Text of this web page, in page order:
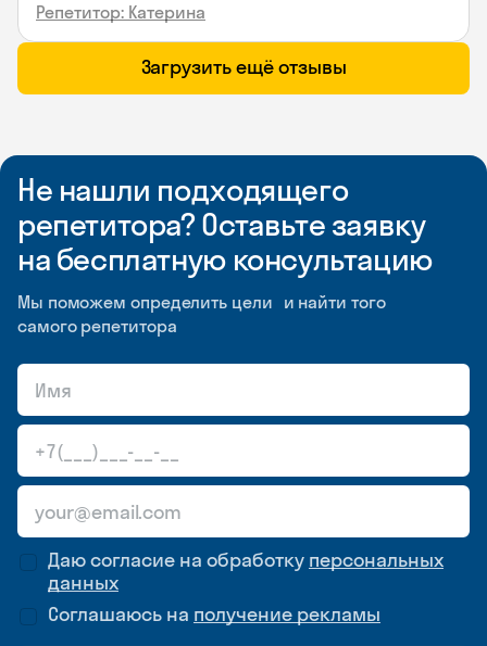
Репетитор: Катерина
Загрузить ещё отзывы
Не нашли подходящего
репетитора? Оставьте заявку
на бесплатную консультацию
Мы поможем определить цели и найти того
самого репетитора
Даю согласие на обработку персональных
данных
Соглашаюсь на получение рекламы